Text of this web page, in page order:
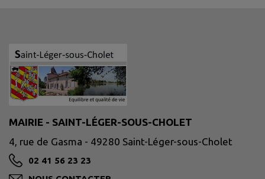
MAIRIE - SAINT-LÉGER-SOUS-CHOLET
4, rue de Gasma - 49280 Saint-Léger-sous-Cholet
02 41 56 23 23